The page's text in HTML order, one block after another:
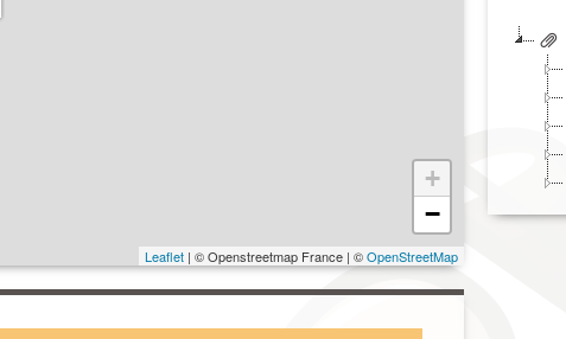
+
−
Leaflet| © Openstreetmap France | ©OpenStreetMap